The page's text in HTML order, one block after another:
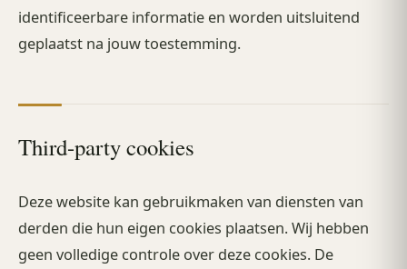
identificeerbare informatie en worden uitsluitend
geplaatst na jouw toestemming.
Third-party cookies
Deze website kan gebruikmaken van diensten van
derden die hun eigen cookies plaatsen. Wij hebben
geen volledige controle over deze cookies. De